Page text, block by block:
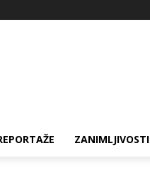
ZANIMLJIVOSTI